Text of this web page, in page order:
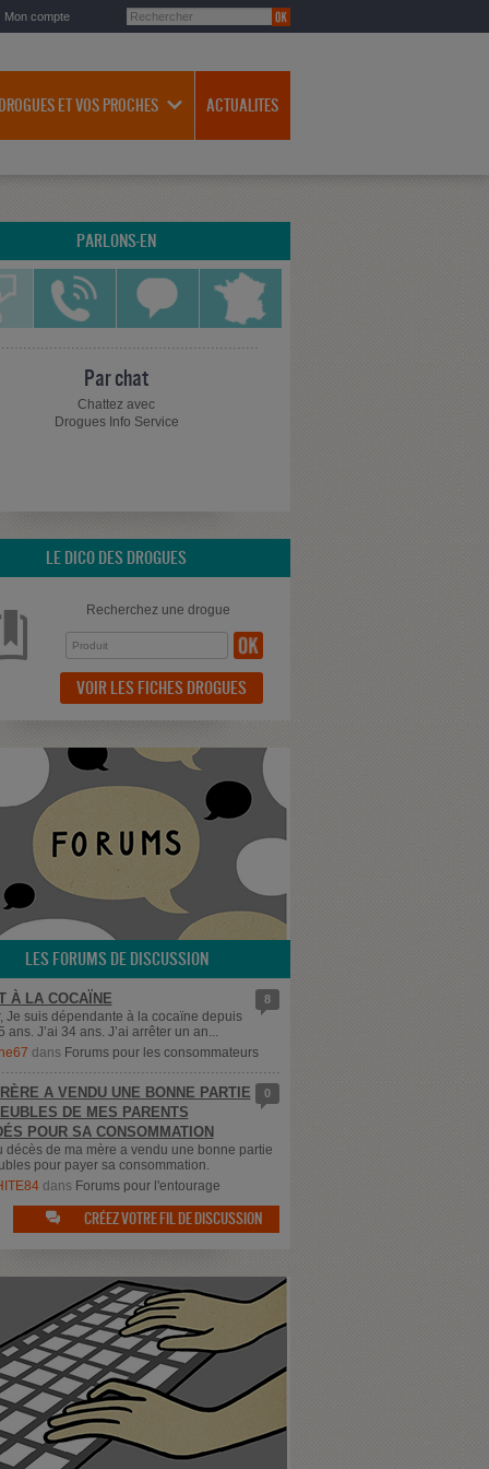
Mon compte
DROGUES ET VOS PROCHES ACTUALITES
PARLONS-EN
Par chat
Chattez avec
Drogues Info Service
LE DICO DES DROGUES
Recherchez une drogue
VOIR LES FICHES DROGUES
LES FORUMS DE DISCUSSION
8
À LA COCAÏNE
Je suis dépendante à la cocaïne depuis
ans. J’ai 34 ans. J’ai arrêter un an...
dans Forums pour les consommateurs
0
A VENDU UNE BONNE PARTIE
DE MES PARENTS
POUR SA CONSOMMATION
décès de ma mère a vendu une bonne partie
pour payer sa consommation.
dans Forums pour l'entourage
 CRÉEZ VOTRE FIL DE DISCUSSION